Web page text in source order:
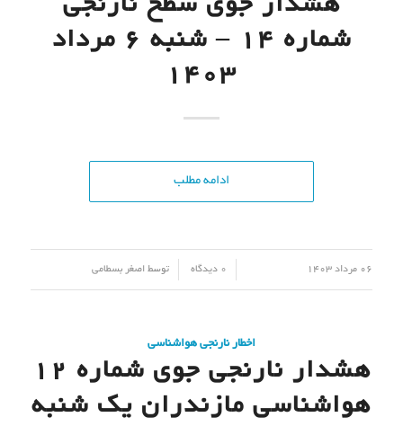
هشدار جوی سطح نارنجی
شماره 14 – شنبه 6 مرداد
1403
ادامه مطلب
06 مرداد 1403 0 دیدگاه توسط اصغر بسطامی
اخطار نارنجی هواشناسی
هشدار نارنجی جوی شماره 12
هواشناسی مازندران یک شنبه